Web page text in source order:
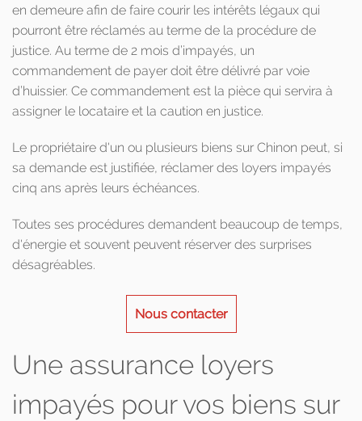
en demeure afin de faire courir les intérêts légaux qui
pourront être réclamés au terme de la procédure de
justice. Au terme de 2 mois d’impayés, un
commandement de payer doit être délivré par voie
d’huissier. Ce commandement est la pièce qui servira à
assigner le locataire et la caution en justice.
Le propriétaire d'un ou plusieurs biens sur Chinon peut, si
sa demande est justifiée, réclamer des loyers impayés
cinq ans après leurs échéances.
Toutes ses procédures demandent beaucoup de temps,
d'énergie et souvent peuvent réserver des surprises
désagréables.
Nous contacter
Une assurance loyers
impayés pour vos biens sur